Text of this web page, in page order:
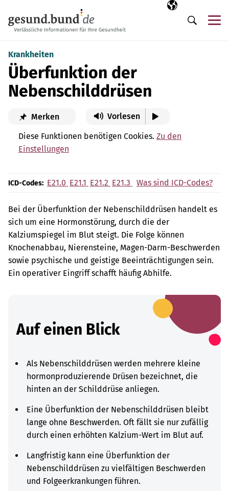
Ausgewählte
DE
Suche
Krankheiten
Überfunktion der
Nebenschilddrüsen
Merken Vorlesen
Diese Funktionen benötigen Cookies. Zu den
Einstellungen
ICD-Codes: E21.0 E21.1 E21.2 E21.3 Was sind ICD-Codes?
Bei der Überfunktion der Nebenschilddrüsen handelt es
sich um eine Hormonstörung, durch die der
Kalziumspiegel im Blut steigt. Die Folge können
Knochenabbau, Nierensteine, Magen-Darm-Beschwerden
sowie psychische und geistige Beeinträchtigungen sein.
Ein operativer Eingriff schafft häufig Abhilfe.
Auf einen Blick
Als Nebenschilddrüsen werden mehrere kleine
hormonproduzierende Drüsen bezeichnet, die
hinten an der Schilddrüse anliegen.
Eine Überfunktion der Nebenschilddrüsen bleibt
lange ohne Beschwerden. Oft fällt sie nur zufällig
durch einen erhöhten Kalzium-Wert im Blut auf.
Langfristig kann eine Überfunktion der
Nebenschilddrüsen zu vielfältigen Beschwerden
und Folgeerkrankungen führen.